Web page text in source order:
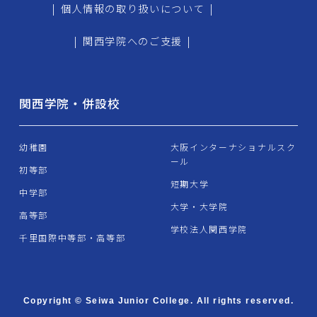
| 個人情報の取り扱いについて |
| 関西学院へのご支援 |
関西学院・併設校
幼稚園
初等部
中学部
高等部
千里国際中等部・高等部
大阪インターナショナルスク
ール
短期大学
大学・大学院
学校法人関西学院
Copyright © Seiwa Junior College. All rights reserved.